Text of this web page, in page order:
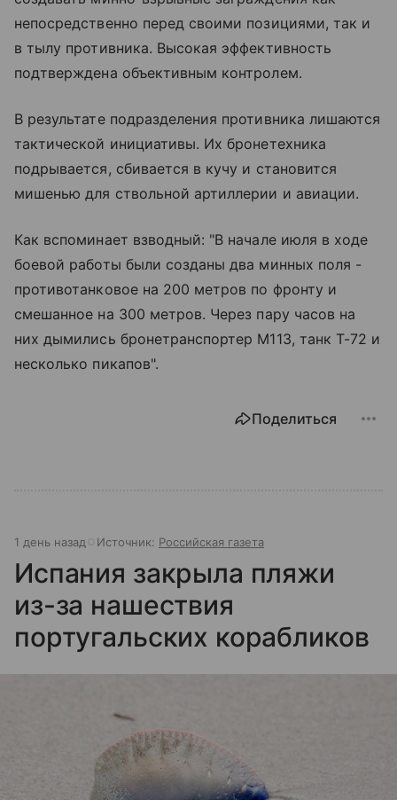
непосредственно перед своими позициями, так и
в тылу противника. Высокая эффективность
подтверждена объективным контролем.
В результате подразделения противника лишаются
тактической инициативы. Их бронетехника
подрывается, сбивается в кучу и становится
мишенью для ствольной артиллерии и авиации.
Как вспоминает взводный: "В начале июля в ходе
боевой работы были созданы два минных поля -
противотанковое на 200 метров по фронту и
смешанное на 300 метров. Через пару часов на
них дымились бронетранспортер М113, танк Т-72 и
несколько пикапов".
Поделиться
1 день назад Источник: Российская газета
Испания закрыла пляжи
из-за нашествия
португальских корабликов